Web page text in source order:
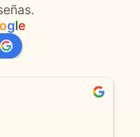
ogle